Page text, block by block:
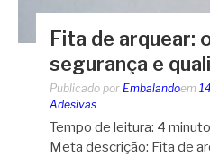
Fita de arquear:
segurança e
Publicado por Embalandoem
Adesivas
Tempo de leitura: 4
Meta descrição: Fita de